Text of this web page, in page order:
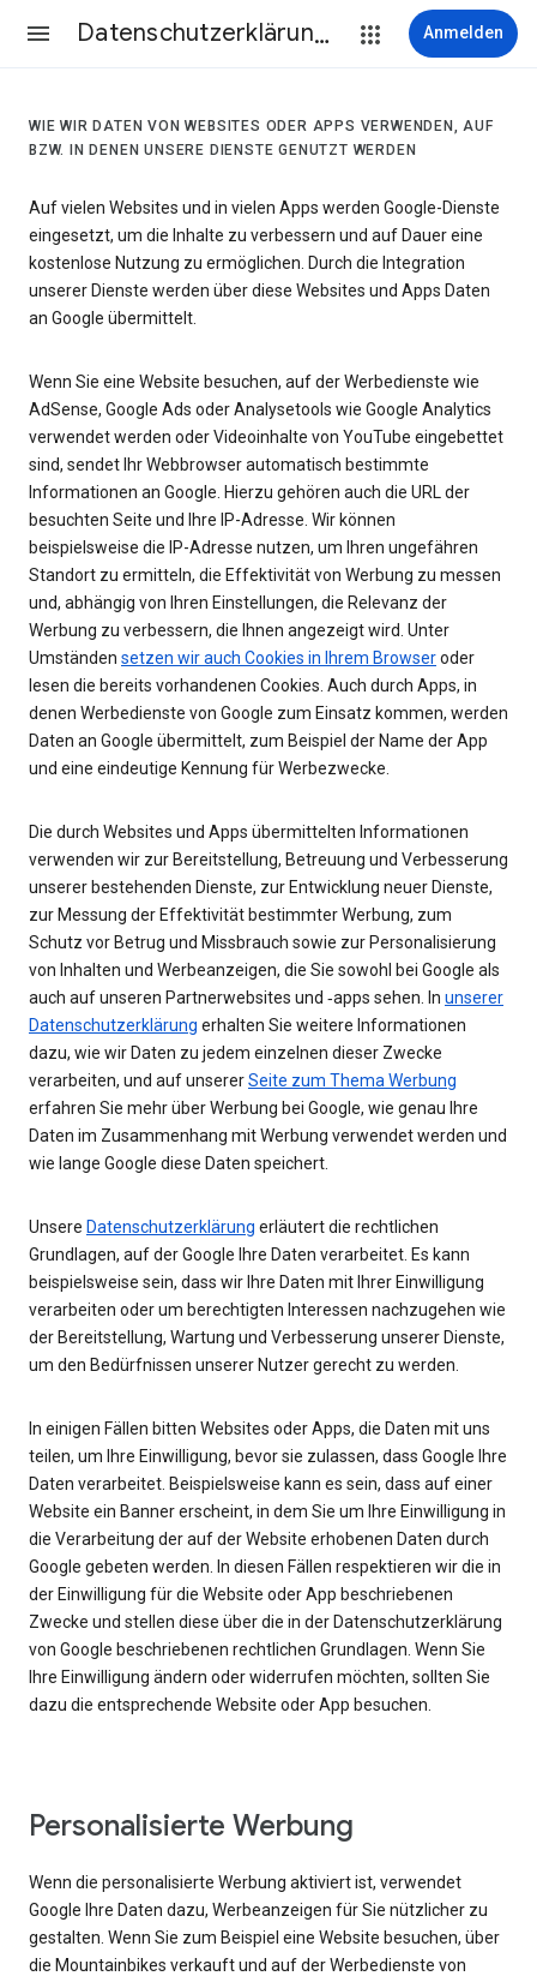
Datenschutzerklärung & Nutzungsbedingungen Anmelden
WIE WIR DATEN VON WEBSITES ODER APPS VERWENDEN, AUF
BZW. IN DENEN UNSERE DIENSTE GENUTZT WERDEN
Auf vielen Websites und in vielen Apps werden Google-Dienste
eingesetzt, um die Inhalte zu verbessern und auf Dauer eine
kostenlose Nutzung zu ermöglichen. Durch die Integration
unserer Dienste werden über diese Websites und Apps Daten
an Google übermittelt.
Wenn Sie eine Website besuchen, auf der Werbedienste wie
AdSense, Google Ads oder Analysetools wie Google Analytics
verwendet werden oder Videoinhalte von YouTube eingebettet
sind, sendet Ihr Webbrowser automatisch bestimmte
Informationen an Google. Hierzu gehören auch die URL der
besuchten Seite und Ihre IP-Adresse. Wir können
beispielsweise die IP-Adresse nutzen, um Ihren ungefähren
Standort zu ermitteln, die Effektivität von Werbung zu messen
und, abhängig von Ihren Einstellungen, die Relevanz der
Werbung zu verbessern, die Ihnen angezeigt wird. Unter
Umständen setzen wir auch Cookies in Ihrem Browseroder
lesen die bereits vorhandenen Cookies. Auch durch Apps, in
denen Werbedienste von Google zum Einsatz kommen, werden
Daten an Google übermittelt, zum Beispiel der Name der App
und eine eindeutige Kennung für Werbezwecke.
Die durch Websites und Apps übermittelten Informationen
verwenden wir zur Bereitstellung, Betreuung und Verbesserung
unserer bestehenden Dienste, zur Entwicklung neuer Dienste,
zur Messung der Effektivität bestimmter Werbung, zum
Schutz vor Betrug und Missbrauch sowie zur Personalisierung
von Inhalten und Werbeanzeigen, die Sie sowohl bei Google als
auch auf unseren Partnerwebsites und ‑apps sehen. In unserer
Datenschutzerklärung erhalten Sie weitere Informationen
dazu, wie wir Daten zu jedem einzelnen dieser Zwecke
verarbeiten, und auf unsererSeite zum Thema Werbung
erfahren Sie mehr über Werbung bei Google, wie genau Ihre
Daten im Zusammenhang mit Werbung verwendet werden und
wie lange Google diese Daten speichert.
Unsere Datenschutzerklärung erläutert die rechtlichen
Grundlagen, auf der Google Ihre Daten verarbeitet. Es kann
beispielsweise sein, dass wir Ihre Daten mit Ihrer Einwilligung
verarbeiten oder um berechtigten Interessen nachzugehen wie
der Bereitstellung, Wartung und Verbesserung unserer Dienste,
um den Bedürfnissen unserer Nutzer gerecht zu werden.
In einigen Fällen bitten Websites oder Apps, die Daten mit uns
teilen, um Ihre Einwilligung, bevor sie zulassen, dass Google Ihre
Daten verarbeitet. Beispielsweise kann es sein, dass auf einer
Website ein Banner erscheint, in dem Sie um Ihre Einwilligung in
die Verarbeitung der auf der Website erhobenen Daten durch
Google gebeten werden. In diesen Fällen respektieren wir die in
der Einwilligung für die Website oder App beschriebenen
Zwecke und stellen diese über die in der Datenschutzerklärung
von Google beschriebenen rechtlichen Grundlagen. Wenn Sie
Ihre Einwilligung ändern oder widerrufen möchten, sollten Sie
dazu die entsprechende Website oder App besuchen.
Personalisierte Werbung
Wenn die personalisierte Werbung aktiviert ist, verwendet
Google Ihre Daten dazu, Werbeanzeigen für Sie nützlicher zu
gestalten. Wenn Sie zum Beispiel eine Website besuchen, über
die Mountainbikes verkauft und auf der Werbedienste von